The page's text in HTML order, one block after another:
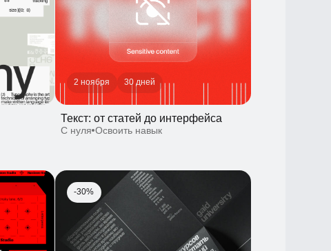
Текст: от статей до интерфейса
С нуля
Типографика и верстка: внимание
-30%
3 месяца